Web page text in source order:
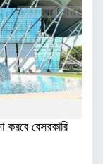
বেসরকারি